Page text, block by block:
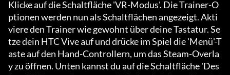
Klicke auf die Schaltfläche 'VR-Modus'. Die Trainer-O
ptionen werden nun als Schaltflächen angezeigt. Akti
viere den Trainer wie gewohnt über deine Tastatur. Se
tze dein HTC Vive auf und drücke im Spiel die 'Menü'-T
aste auf den Hand-Controllern, um das Steam-Overla
y zu öffnen. Unten kannst du auf die Schaltfläche 'Des